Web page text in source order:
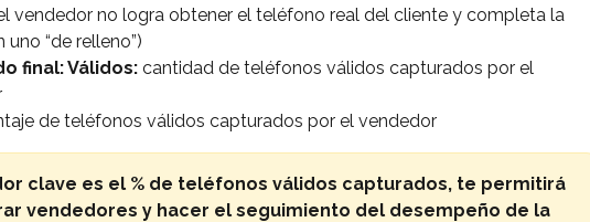
vendedor no logra obtener el teléfono real del cliente y completa la
“de relleno”)
final: Válidos: cantidad de teléfonos válidos capturados por el
de teléfonos válidos capturados por el vendedor
clave es el % de teléfonos válidos capturados, te permitirá
vendedores y hacer el seguimiento del desempeño de la